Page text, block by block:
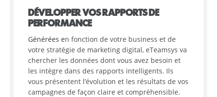
DÉVELOPPER VOS RAPPORTS DE
PERFORMANCE
Générées en fonction de votre business et de
votre stratégie de marketing digital, eTeamsys va
chercher les données dont vous avez besoin et
les intègre dans des rapports intelligents. Ils
vous présentent l’évolution et les résultats de vos
campagnes de façon claire et compréhensible.